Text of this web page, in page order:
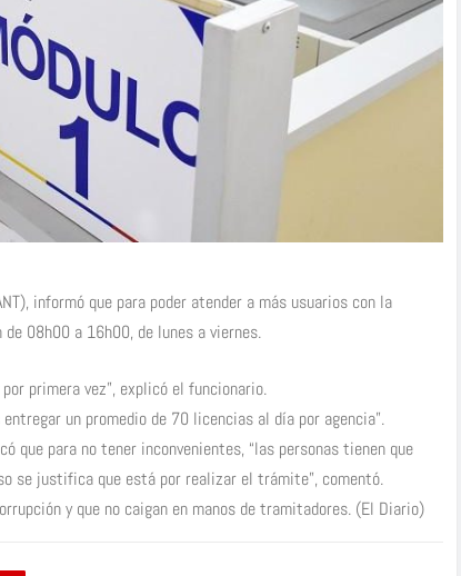
informó que para poder atender a más usuarios con la
08h00 a 16h00, de lunes a viernes.
primera vez”, explicó el funcionario.
un promedio de 70 licencias al día por agencia”.
que para no tener inconvenientes, “las personas tienen que
se justifica que está por realizar el trámite”, comentó.
y que no caigan en manos de tramitadores. (El Diario)